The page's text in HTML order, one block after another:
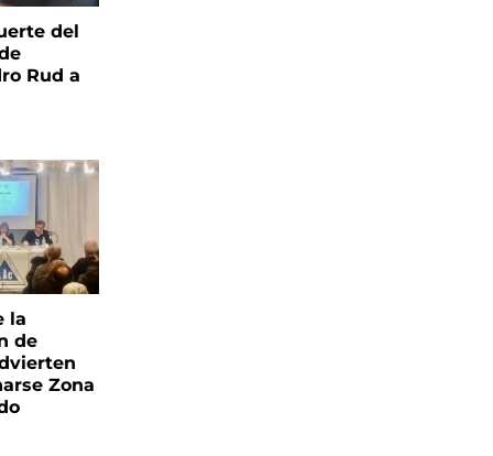
del
Rud a
la
de
Zona